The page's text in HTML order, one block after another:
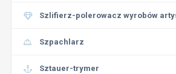
Szlifierz-polerowacz wyrobów
Szpachlarz
Sztauer-trymer